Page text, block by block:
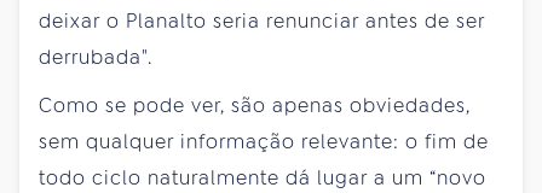
deixar o Planalto seria renunciar antes de ser
derrubada".
Como se pode ver, são apenas obviedades,
sem qualquer informação relevante: o fim de
todo ciclo naturalmente dá lugar a um “novo